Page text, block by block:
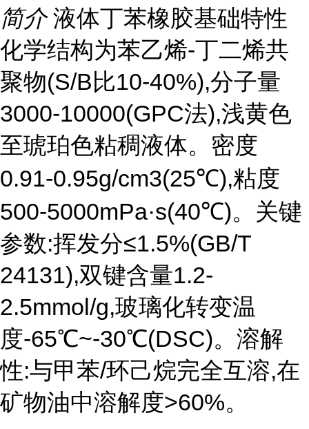
简介 液体丁苯橡胶基础特性
化学结构为苯乙烯-丁二烯共
聚物(S/B比10-40%),分子量
3000-10000(GPC法),浅黄色
至琥珀色粘稠液体。密度
0.91-0.95g/cm3(25℃),粘度
500-5000mPa·s(40℃)。关键
参数:挥发分≤1.5%(GB/T
24131),双键含量1.2-
2.5mmol/g,玻璃化转变温
度-65℃~-30℃(DSC)。溶解
性:与甲苯/环己烷完全互溶,在
矿物油中溶解度>60%。